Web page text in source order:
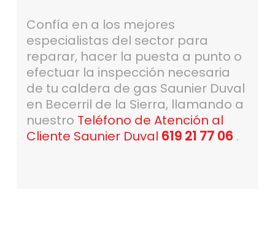
Confía en a los mejores
especialistas del sector para
reparar, hacer la puesta a punto o
efectuar la inspección necesaria
de tu caldera de gas Saunier Duval
en Becerril de la Sierra, llamando a
nuestro Teléfono de Atención al
Cliente Saunier Duval 619 21 77 06 .